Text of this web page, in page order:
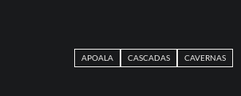
APOALA CASCADAS CAVERNAS